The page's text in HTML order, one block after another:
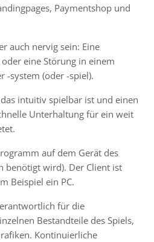
Paymentshop und
auch nervig sein: Eine
eine Störung in einem
-system (oder -spiel).
das intuitiv spielbar ist und einen
Unterhaltung für ein weit
auf dem Gerät des
benötigt wird). Der Client ist
Beispiel ein PC.
für die
Bestandteile des Spiels,
Kontinuierliche